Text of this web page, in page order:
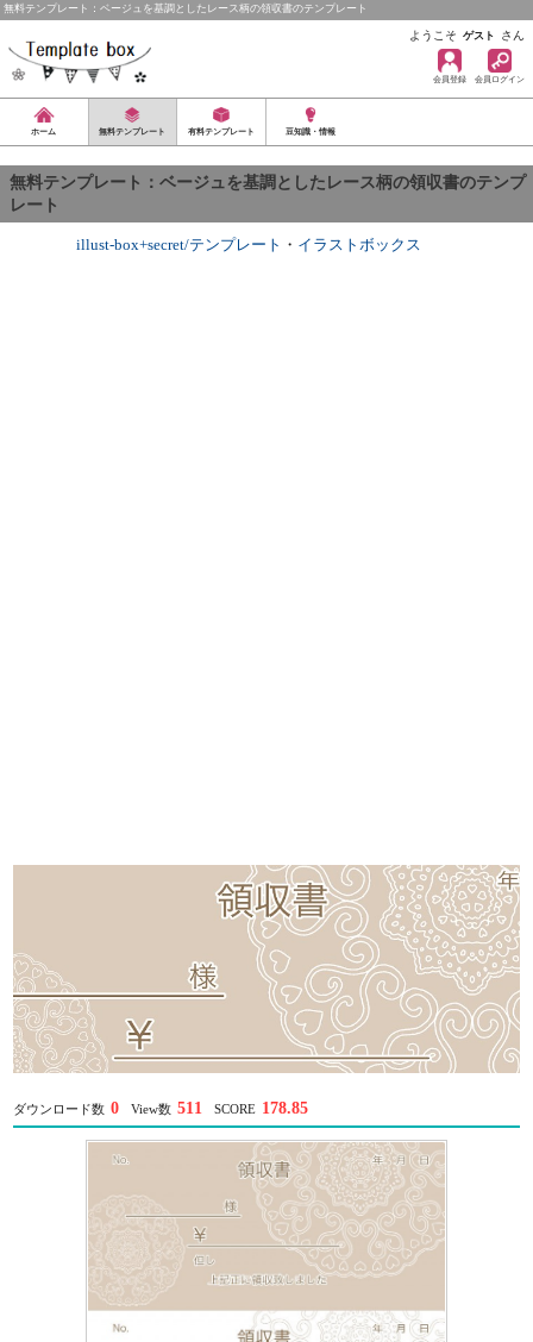
無料テンプレート：ベージュを基調としたレース柄の領収書のテンプレート
ようこそ ゲスト さん
会員登録 会員ログイン
ホーム 無料テンプレート 有料テンプレート 豆知識・情報
無料テンプレート：ベージュを基調としたレース柄の領収書のテンプ
レート
illust-box+secret/テンプレート ・ イラストボックス
ダウンロード数 0 View数 511 SCORE 178.85